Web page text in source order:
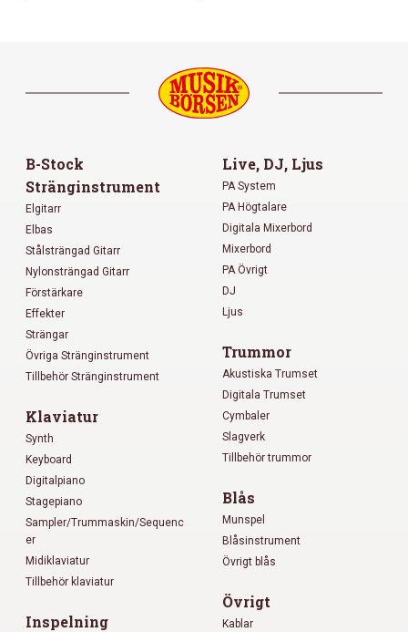
B-Stock
Stränginstrument
Elgitarr
Elbas
Stålsträngad Gitarr
Nylonsträngad Gitarr
Förstärkare
Effekter
Strängar
Övriga Stränginstrument
Tillbehör Stränginstrument
Klaviatur
Synth
Keyboard
Digitalpiano
Stagepiano
Sampler/Trummaskin/Sequenc
er
Midiklaviatur
Tillbehör klaviatur
Inspelning
Live, DJ, Ljus
PA System
PA Högtalare
Digitala Mixerbord
Mixerbord
PA Övrigt
DJ
Ljus
Trummor
Akustiska Trumset
Digitala Trumset
Cymbaler
Slagverk
Tillbehör trummor
Blås
Munspel
Blåsinstrument
Övrigt blås
Övrigt
Kablar